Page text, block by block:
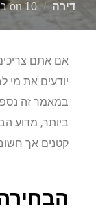
דירה
on10 ביולי 2018
אם אתם
יודעים את מי
במאמר זה
ביותר, מדוע
קטנים אך